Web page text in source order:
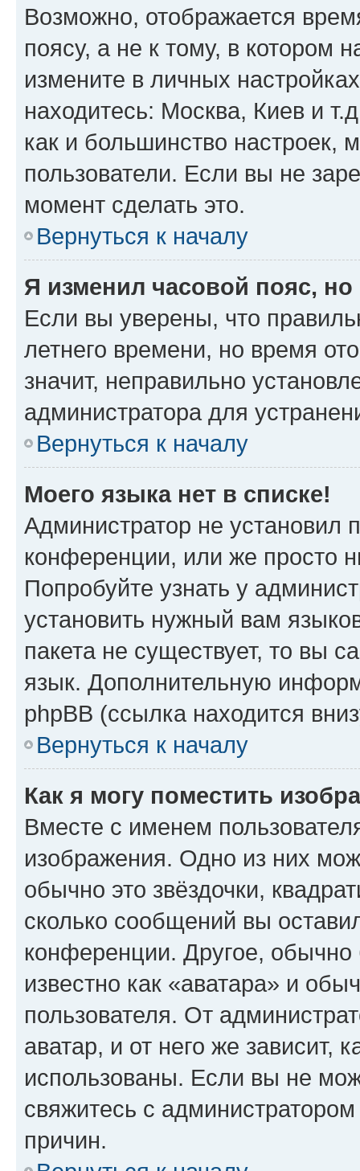
Возможно, отображается
поясу, а не к тому, в котором
измените в личных
находитесь: Москва, Киев и
как и большинство настроек,
пользователи. Если вы не
момент сделать это.
Вернуться к началу
Я изменил часовой пояс,
Если вы уверены, что
летнего времени, но время
значит, неправильно
администратора для
Вернуться к началу
Моего языка нет в списке!
Администратор не установил
конференции, или же просто
Попробуйте узнать у
установить нужный вам
пакета не существует, то вы
язык. Дополнительную
phpBB (ссылка находится
Вернуться к началу
Как я могу поместить
Вместе с именем
изображения. Одно из них
обычно это звёздочки,
сколько сообщений вы
конференции. Другое,
известно как «аватара» и
пользователя. От
аватар, и от него же зависит,
использованы. Если вы не
свяжитесь с
причин.